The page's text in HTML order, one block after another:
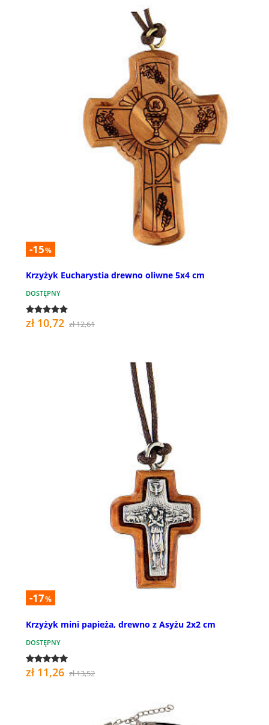
-15%
Krzyżyk Eucharystia drewno oliwne 5x4 cm
DOSTĘPNY
zł 10,72 zł 12,61
-17%
Krzyżyk mini papieża, drewno z Asyżu 2x2 cm
DOSTĘPNY
zł 11,26 zł 13,52